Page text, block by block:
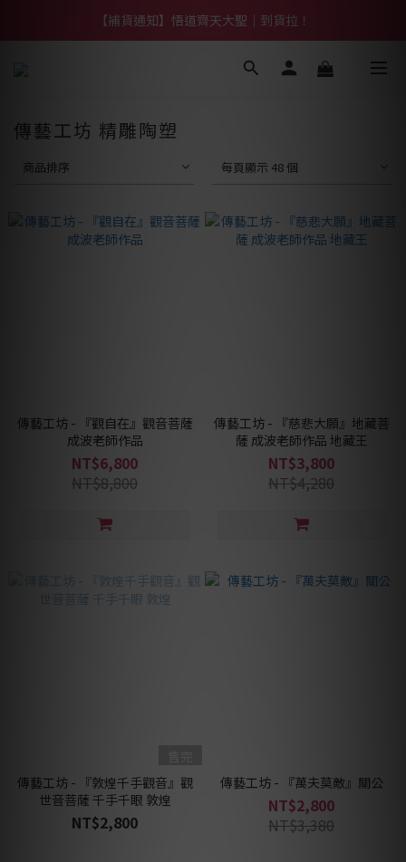
【熱門】馬上有系列！四種寶物幫你財運「轉」進來
【補貨通知】悟道齊天大聖｜到貨拉！
【熱門】馬上有系列！四種寶物幫你財運「轉」進來
傳藝工坊 精雕陶塑
商品排序 每頁顯示 48 個
傳藝工坊 - 『觀自在』觀音菩薩
成波老師作品
NT$6,800
NT$8,800
傳藝工坊 - 『慈悲大願』地藏菩
薩 成波老師作品 地藏王
NT$3,800
NT$4,280
傳藝工坊 - 『敦煌千手觀音』觀
世音菩薩 千手千眼 敦煌
NT$2,800
傳藝工坊 - 『萬夫莫敵』關公
NT$2,800
NT$3,380